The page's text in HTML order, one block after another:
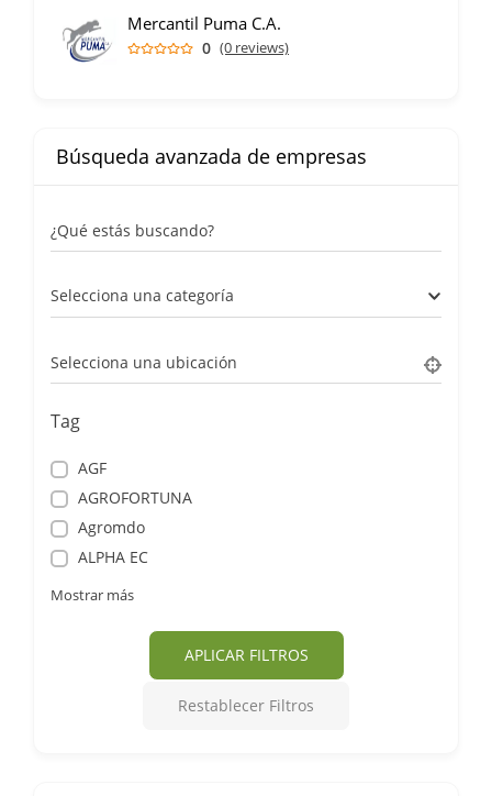
Mercantil Puma C.A.
0 (0 reviews)
Búsqueda avanzada de empresas
¿Qué estás buscando?
Selecciona una categoría
Selecciona una ubicación
Tag
AGF
AGROFORTUNA
Agromdo
ALPHA EC
Mostrar más
APLICAR FILTROS
Restablecer Filtros